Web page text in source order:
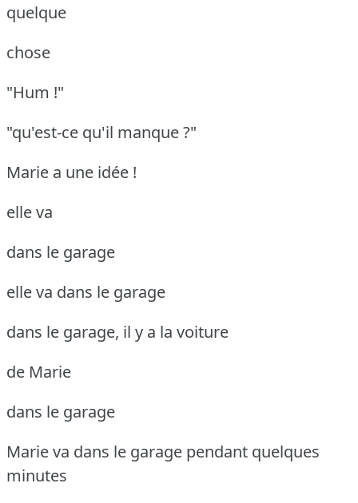
quelque
chose
"Hum !"
"qu'est-ce qu'il manque ?"
Marie a une idée !
elle va
dans le garage
elle va dans le garage
dans le garage, il y a la voiture
de Marie
dans le garage
Marie va dans le garage pendant quelques
minutes